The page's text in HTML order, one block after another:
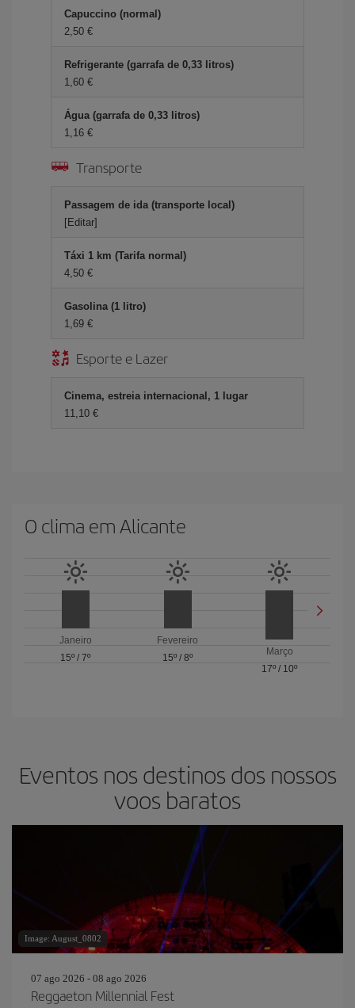
Capuccino (normal)
2,50 €
Refrigerante (garrafa de 0,33 litros)
1,60 €
Água (garrafa de 0,33 litros)
1,16 €
Transporte
Passagem de ida (transporte local)
[Editar]
Táxi 1 km (Tarifa normal)
4,50 €
Gasolina (1 litro)
1,69 €
Esporte e Lazer
Cinema, estreia internacional, 1 lugar
11,10 €
O clima em Alicante
Janeiro
15º /7º
Fevereiro
15º / 8º
Março
17º / 10º
Eventos nos destinos dos nossos
voos baratos
Image: August_0802
07 ago 2026 - 08 ago 2026
Reggaeton Millennial Fest